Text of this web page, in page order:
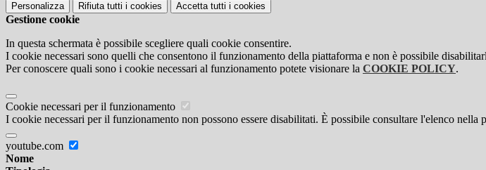
Personalizza Rifiuta tutti i cookies Accetta tutti i cookies
Gestione cookie
In questa schermata è possibile scegliere quali cookie consentire.
I cookie necessari sono quelli che consentono il funzionamento della piattaforma e non è possibile
Per conoscere quali sono i cookie necessari al funzionamento potete visionare la COOKIE POLICY.
Cookie necessari per il funzionamento
I cookie necessari per il funzionamento non possono essere disabilitati. È possibile consultare l'elenco nella
youtube.com
Nome